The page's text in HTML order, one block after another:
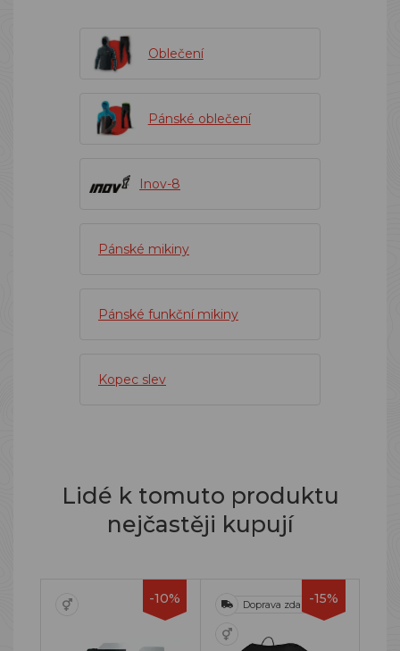
Oblečení
Pánské oblečení
Inov-8
Pánské mikiny
Pánské funkční mikiny
Kopec slev
Lidé k tomuto produktu
nejčastěji kupují
-10% -15%
Doprava zdarma